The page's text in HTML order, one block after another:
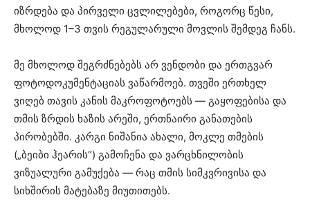
იზრდება და პირველი ცვლილებები, როგორც წესი,
მხოლოდ 1–3 თვის რეგულარული მოვლის შემდეგ ჩანს.
მე მხოლოდ შეგრძნებებს არ ვენდობი და ერთგვარ
ფოტოდოკუმენტაციას ვაწარმოებ. თვეში ერთხელ
ვიღებ თავის კანის მაკროფოტოებს — გაყოფებისა და
თმის ზრდის ხაზის არეში, ერთნაირი განათების
პირობებში. კარგი ნიშანია ახალი, მოკლე თმების
(„ბეიბი ჰეარის“) გამოჩენა და ვარცხნილობის
ვიზუალური გამუქება — რაც თმის სიმკვრივისა და
სიხშირის მატებაზე მიუთითებს.